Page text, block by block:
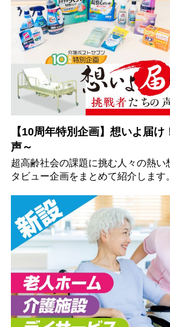
【10周年特別企画】想いよ届
声～
超高齢社会の課題に挑む人々の熱い
タビュー企画をまとめて紹介します。